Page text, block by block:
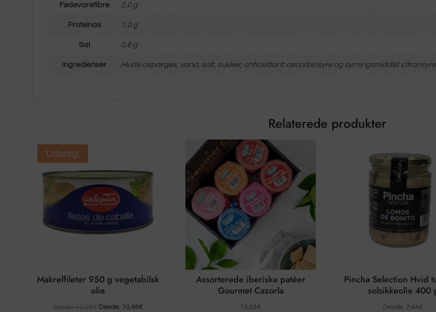
Fødevarefibre 2,0 g
Proteínas 1,0 g
Sal 0,6 g
Ingredienser Hvide asparges, vand, salt, sukker, antioxidant: ascorbinsyre og syrningsmiddel:
Relaterede produkter
Udsalg!
Makrelfileter 950 g vegetabilsk
olie
Desde:12,23€ Desde: 10,48€
Assorterede iberiske patéer
Gourmet Cazorla
15,83€
Pincha Selection Hvid
solsikkeolie 400
Desde: 7,44€